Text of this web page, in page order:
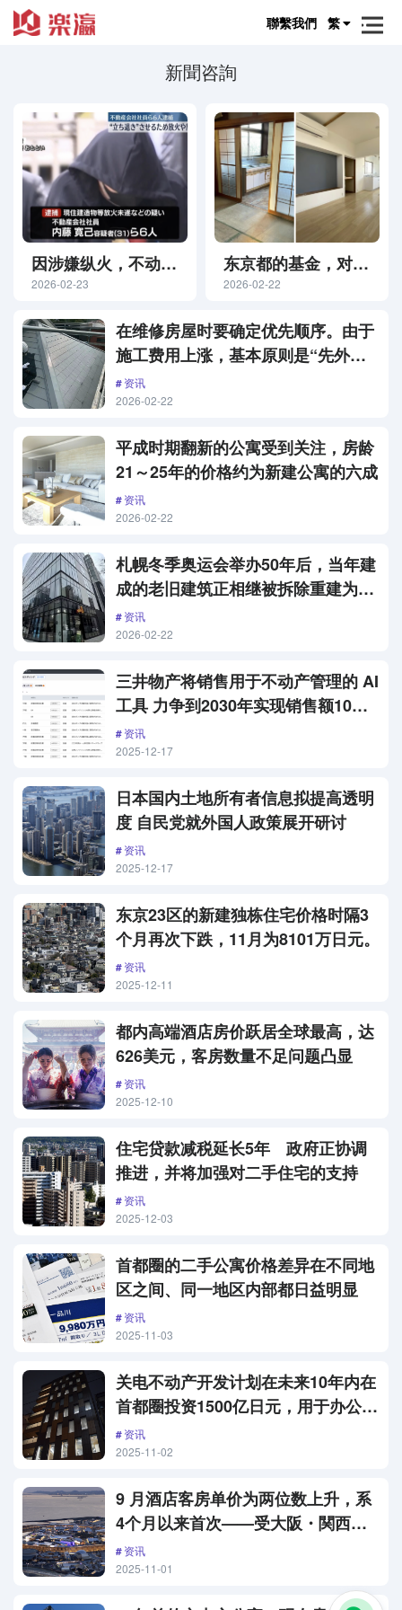
聯繫我們 繁
新聞咨詢
因涉嫌纵火，不动产
业者被逮捕，疑似因
——警视厅
2026-02-23
东京都的基金，对部
分可负担住房设置了
2026-02-22
在维修房屋时要确定优先顺序。由于
施工费用上涨，基本原则是“先外
部，后内部”
资讯
2026-02-22
平成时期翻新的公寓受到关注，房龄
21～25年的价格约为新建公寓的六成
资讯
2026-02-22
札幌冬季奥运会举办50年后，当年建
成的老旧建筑正相继被拆除重建为办
公楼
资讯
2026-02-22
三井物产将销售用于不动产管理的 AI
工具 力争到2030年实现销售额10亿
日元
资讯
2025-12-17
日本国内土地所有者信息拟提高透明
度 自民党就外国人政策展开研讨
资讯
2025-12-17
东京23区的新建独栋住宅价格时隔3
个月再次下跌，11月为8101万日元。
资讯
2025-12-11
都内高端酒店房价跃居全球最高，达
626美元，客房数量不足问题凸显
资讯
2025-12-10
住宅贷款减税延长5年 政府正协调
推进，并将加强对二手住宅的支持
资讯
2025-12-03
首都圈的二手公寓价格差异在不同地
区之间、同一地区内部都日益明显
资讯
2025-11-03
关电不动产开发计划在未来10年内在
首都圈投资1500亿日元，用于办公楼
等项目的开发
资讯
2025-11-02
9 月酒店客房单价为两位数上升，系
4个月以来首次——受大阪・関西万
博和世界陸上競技選手権大会推动
资讯
2025-11-01